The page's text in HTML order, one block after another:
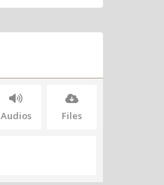
Audios Files